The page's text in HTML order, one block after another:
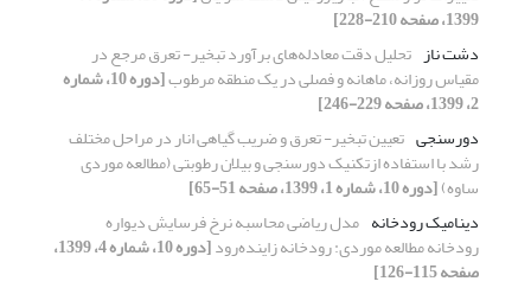
1399، صفحه 210-228]
دشت ناز تحلیل دقت معادله‌های برآورد تبخیر- تعرق مرجع در
مقیاس روزانه، ماهانه و فصلی در یک منطقه مرطوب [دوره 10، شماره
2، 1399، صفحه 229-246]
دورسنجی تعیین تبخیر- تعرق و ضریب گیاهی انار در مراحل مختلف
رشد با استفاده ازتکنیک دورسنجی و بیلان رطوبتی (مطالعه موردی
ساوه)[دوره 10، شماره 1، 1399، صفحه 51-65]
دینامیک رودخانه مدل ریاضی محاسبه نرخ فرسایش دیواره
رودخانه مطالعه موردی: رودخانه زاینده‌رود [دوره 10، شماره 4، 1399،
صفحه 115-126]